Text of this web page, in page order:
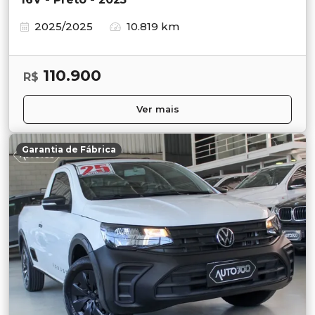
2025/2025
10.819 km
R$ 110.900
Ver mais
Garantia de Fábrica